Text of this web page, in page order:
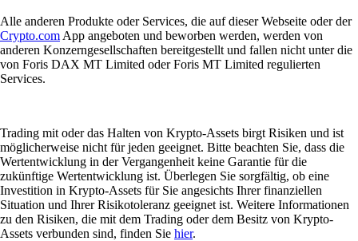
Alle anderen Produkte oder Services, die auf dieser Webseite oder der
Crypto.com App angeboten und beworben werden, werden von
anderen Konzerngesellschaften bereitgestellt und fallen nicht unter die
von Foris DAX MT Limited oder Foris MT Limited regulierten
Services.
Trading mit oder das Halten von Krypto-Assets birgt Risiken und ist
möglicherweise nicht für jeden geeignet. Bitte beachten Sie, dass die
Wertentwicklung in der Vergangenheit keine Garantie für die
zukünftige Wertentwicklung ist. Überlegen Sie sorgfältig, ob eine
Investition in Krypto-Assets für Sie angesichts Ihrer finanziellen
Situation und Ihrer Risikotoleranz geeignet ist. Weitere Informationen
zu den Risiken, die mit dem Trading oder dem Besitz von Krypto-
Assets verbunden sind, finden Sie hier.